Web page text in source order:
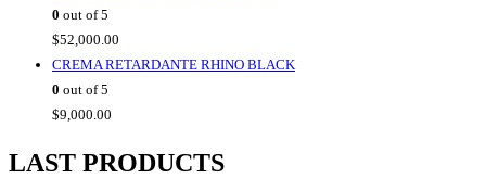
0 out of 5
$52,000.00
CREMA RETARDANTE RHINO BLACK
0 out of 5
$9,000.00
LAST PRODUCTS